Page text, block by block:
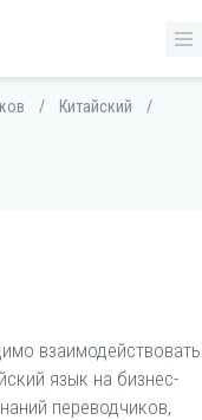
/ Китайский
/
взаимодействовать
язык на бизнес-
переводчиков,